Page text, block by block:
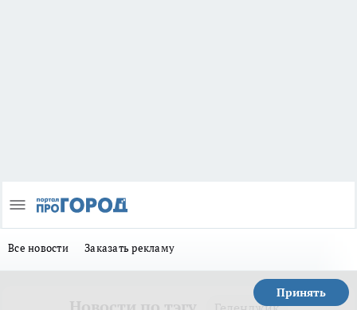
Все новости Заказать рекламу
Принять